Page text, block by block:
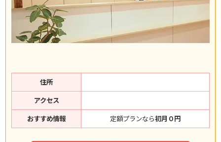
住所
アクセス
おすすめ情報 定額プランなら初月０円